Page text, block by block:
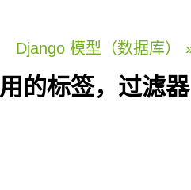
Django 模型（数据库）
的标签，过滤器